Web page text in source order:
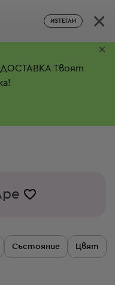
ИЗТЕГЛИ ×
ДОСТАВКА Твоят
×
Състояние Цвят